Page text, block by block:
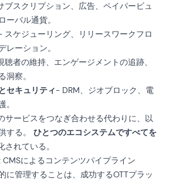
ブスクリプション、広告、ペイパービュ
ーバル通貨。
スケジューリング、リリースワークフロ
レーション。
聴者の維持、エンゲージメントの追跡、
洞察。
セキュリティ- DRM、ジオブロック、電
サービスをつなぎ合わせる代わりに、以
する。 ひとつのエコシステムですべてを
れている。
によるコンテンツパイプライン
に管理することは、成功するOTTプラッ